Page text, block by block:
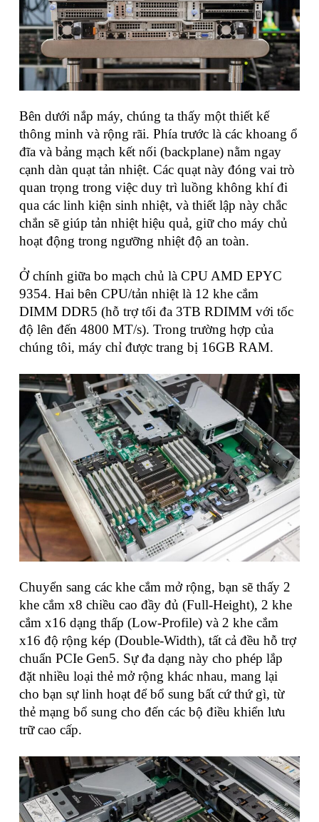
Bên dưới nắp máy, chúng ta thấy một thiết kế
thông minh và rộng rãi. Phía trước là các khoang ổ
đĩa và bảng mạch kết nối (backplane) nằm ngay
cạnh dàn quạt tản nhiệt. Các quạt này đóng vai trò
quan trọng trong việc duy trì luồng không khí đi
qua các linh kiện sinh nhiệt, và thiết lập này chắc
chắn sẽ giúp tản nhiệt hiệu quả, giữ cho máy chủ
hoạt động trong ngưỡng nhiệt độ an toàn.
Ở chính giữa bo mạch chủ là CPU AMD EPYC
9354. Hai bên CPU/tản nhiệt là 12 khe cắm
DIMM DDR5 (hỗ trợ tối đa 3TB RDIMM với tốc
độ lên đến 4800 MT/s). Trong trường hợp của
chúng tôi, máy chỉ được trang bị 16GB RAM.
Chuyển sang các khe cắm mở rộng, bạn sẽ thấy 2
khe cắm x8 chiều cao đầy đủ (Full-Height), 2 khe
cắm x16 dạng thấp (Low-Profile) và 2 khe cắm
x16 độ rộng kép (Double-Width), tất cả đều hỗ trợ
chuẩn PCIe Gen5. Sự đa dạng này cho phép lắp
đặt nhiều loại thẻ mở rộng khác nhau, mang lại
cho bạn sự linh hoạt để bổ sung bất cứ thứ gì, từ
thẻ mạng bổ sung cho đến các bộ điều khiển lưu
trữ cao cấp.